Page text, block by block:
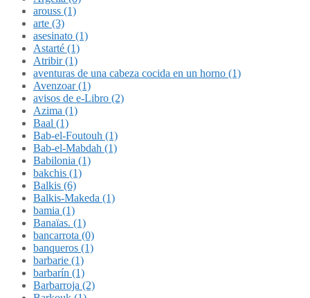
arouss (1)
arte (3)
asesinato (1)
Astarté (1)
Atribir (1)
aventuras de una cabeza cocida en un horno (1)
Avenzoar (1)
avisos de e-Libro (2)
Azima (1)
Baal (1)
Bab-el-Foutouh (1)
Bab-el-Mabdah (1)
Babilonia (1)
bakchis (1)
Balkis (6)
Balkis-Makeda (1)
bamia (1)
Banaïas. (1)
bancarrota (0)
banqueros (1)
barbarie (1)
barbarín (1)
Barbarroja (2)